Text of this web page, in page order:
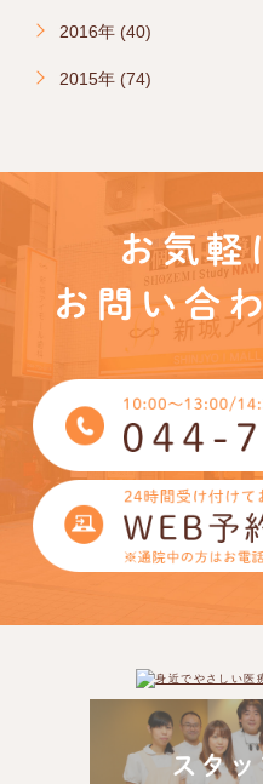
2016年 (40)
2015年 (74)
お気軽
お問い合